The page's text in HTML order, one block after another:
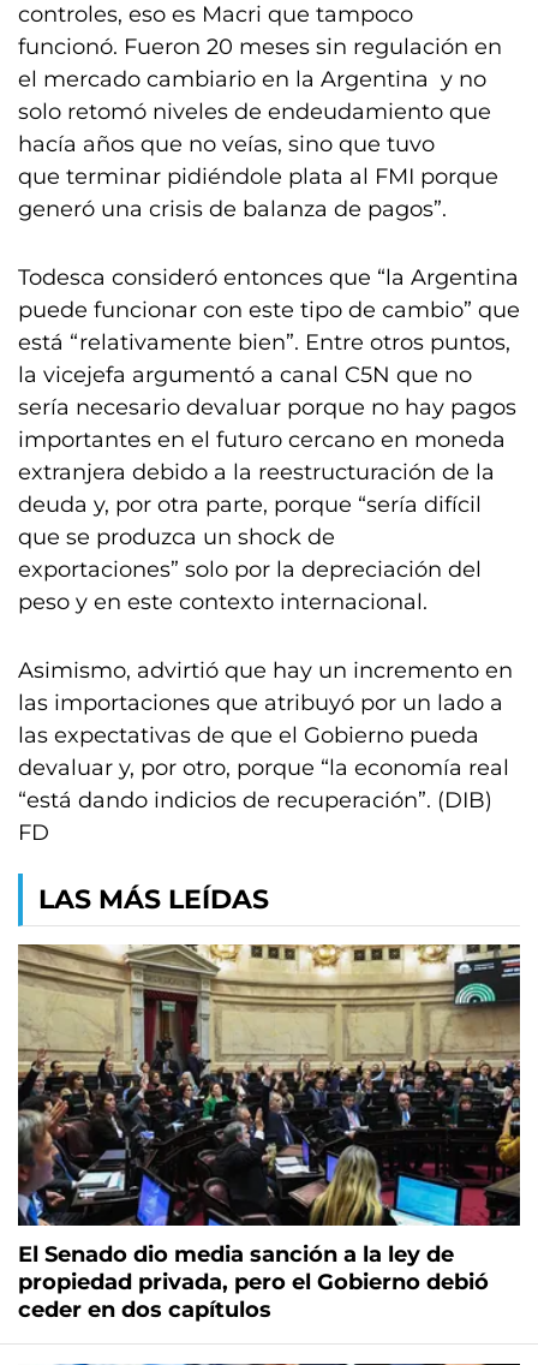
controles, eso es Macri que tampoco
funcionó. Fueron 20 meses sin regulación en
el mercado cambiario en la Argentina y no
solo retomó niveles de endeudamiento que
hacía años que no veías, sino que tuvo
que terminar pidiéndole plata al FMI porque
generó una crisis de balanza de pagos”.​
Todesca consideró entonces que “la Argentina
puede funcionar con este tipo de cambio” que
está “relativamente bien”. Entre otros puntos,
la vicejefa argumentó a canal C5N que no
sería necesario devaluar porque no hay pagos
importantes en el futuro cercano en moneda
extranjera debido a la reestructuración de la
deuda y, por otra parte, porque “sería difícil
que se produzca un shock de
exportaciones” solo por la depreciación del
peso y en este contexto internacional.
Asimismo, advirtió que hay un incremento en
las importaciones que atribuyó por un lado a
las expectativas de que el Gobierno pueda
devaluar y, por otro, porque “la economía real
“está dando indicios de recuperación”. (DIB)
FD
LAS MÁS LEÍDAS
El Senado dio media sanción a la ley de
propiedad privada, pero el Gobierno debió
ceder en dos capítulos